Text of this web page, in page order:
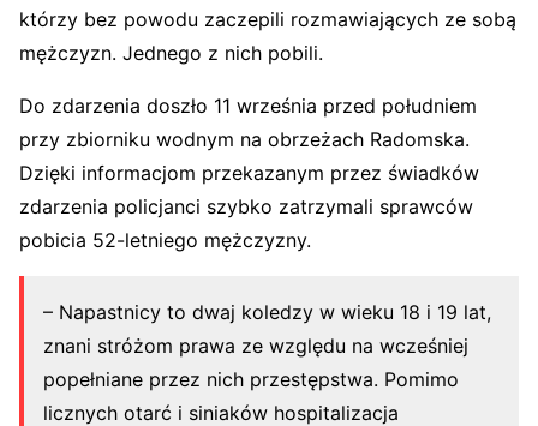
którzy bez powodu zaczepili rozmawiających ze sobą
mężczyzn. Jednego z nich pobili.
Do zdarzenia doszło 11 września przed południem
przy zbiorniku wodnym na obrzeżach Radomska.
Dzięki informacjom przekazanym przez świadków
zdarzenia policjanci szybko zatrzymali sprawców
pobicia 52-letniego mężczyzny.
– Napastnicy to dwaj koledzy w wieku 18 i 19 lat,
znani stróżom prawa ze względu na wcześniej
popełniane przez nich przestępstwa. Pomimo
licznych otarć i siniaków hospitalizacja